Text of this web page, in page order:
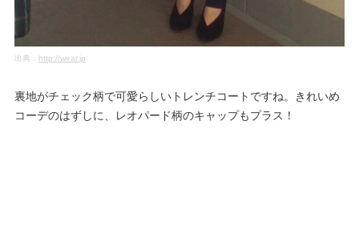
出典： http://wear.jp
裏地がチェック柄で可愛らしいトレンチコートですね。きれいめ
コーデのはずしに、レオパード柄のキャップもプラス！